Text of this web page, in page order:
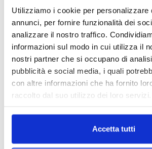
Utilizziamo i cookie per personalizzare
annunci, per fornire funzionalità dei
analizzare il nostro traffico.
informazioni sul modo in cui utilizza il
nostri partner che si occupano di
pubblicità e social media, i quali
con altre informazioni che ha fornito
raccolto dal suo utilizzo dei loro servizi.
Accetta tutti
consenso è informato se l’interessato ha
essenziale delle informazioni (finalità e
trattamento), senza necessità di avere
informazioni previste dall’articolo 13 del
si deve poter capire.
Non basta un numero. Allo stesso modo
consenso per finalità promozionali
di tasti (ad esempio “#1”) del telefonino.